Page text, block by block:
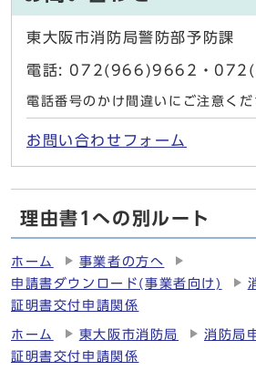
東大阪市消防局警防部予防課
電話: 072(966)9662・
電話番号のかけ間違いにご注意くだ
お問い合わせフォーム
理由書1への別ルート
ホーム
事業者の方へ
申請書ダウンロード(事業者向け)
証明書交付申請関係
ホーム 東大阪市消防局
消防局
証明書交付申請関係